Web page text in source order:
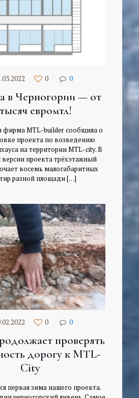
0 0
в Черногории — от
евромтл!
фирма MTL-builder сообщила о
проекта по возведению
на территории MTL-city. В
версии проекта трёхэтажный
восемь малогабаритных
разной площади[…]
0 0
проверять
дорогу к MTL-
City
первая зима нашего проекта.